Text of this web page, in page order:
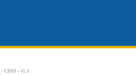
/ CSS3 - v1.1